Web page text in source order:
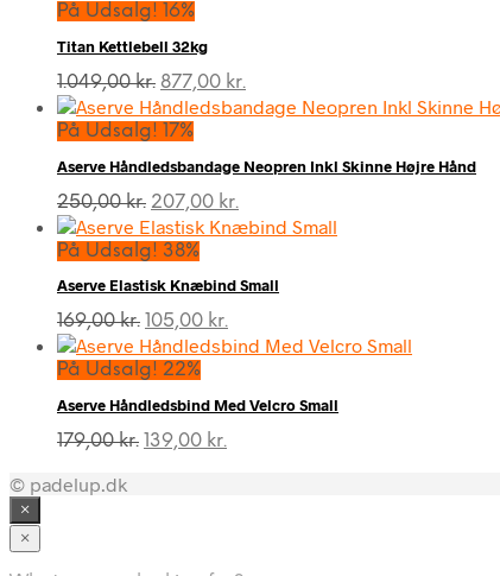
På Udsalg! 16%
Titan Kettlebell 32kg
1.049,00kr. Den
oprindelige
pris
1.049,00 kr..
877,00 kr.
aktuelle
877,00 kr..
På Udsalg! 17%
Aserve Håndledsbandage Neopren Inkl Skinne Højre Hånd
250,00kr. Den
oprindelige
pris
250,00 kr..
207,00 kr.
aktuelle
207,00 kr..
På Udsalg! 38%
Aserve Elastisk Knæbind Small
169,00kr. Den
oprindelige
pris
169,00 kr..
105,00 kr.
aktuelle
105,00 kr..
På Udsalg! 22%
Aserve Håndledsbind Med Velcro Small
179,00kr. Den
139,00 kr.
© padelup.dk
×
×